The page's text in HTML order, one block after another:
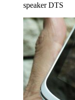
speaker DTS